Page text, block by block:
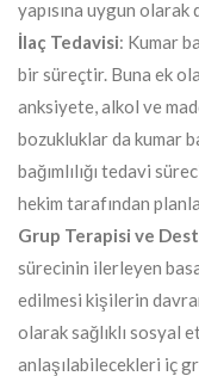
yapısına uygun olarak
İlaç Tedavisi: Kumar
bir süreçtir. Buna ek
anksiyete, alkol ve
bozukluklar da kumar
bağımlılığı tedavi
hekim tarafından
Grup Terapisi ve
sürecinin ilerleyen
edilmesi kişilerin
olarak sağlıklı sosyal
anlaşılabilecekleri iç